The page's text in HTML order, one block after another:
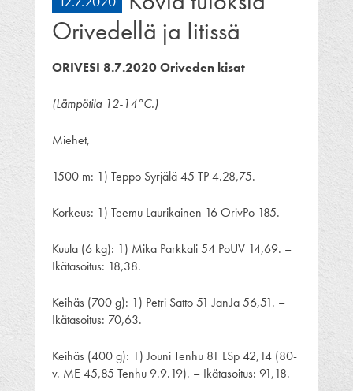
Orivedellä ja Iitissä
ORIVESI 8.7.2020 Oriveden kisat
(Lämpötila 12-14°C.)
Miehet,
1500 m: 1) Teppo Syrjälä 45 TP 4.28,75.
Korkeus: 1) Teemu Laurikainen 16 OrivPo 185.
Kuula (6 kg): 1) Mika Parkkali 54 PoUV 14,69. –
Ikätasoitus: 18,38.
Keihäs (700 g): 1) Petri Satto 51 JanJa 56,51. –
Ikätasoitus: 70,63.
Keihäs (400 g): 1) Jouni Tenhu 81 LSp 42,14 (80-
v. ME 45,85 Tenhu 9.9.19). – Ikätasoitus: 91,18.